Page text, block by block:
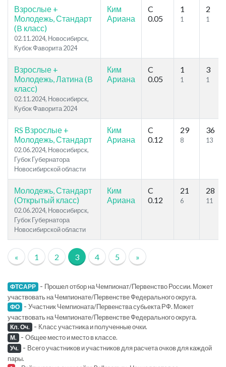
Взрослые +
Молодежь, Стандарт
(B класс)
02.11.2024, Новосибирск,
Кубок Фаворита 2024
Ким
Ариана
C
0.05
1
1
2
1
Взрослые +
Молодежь, Латина (B
класс)
02.11.2024, Новосибирск,
Кубок Фаворита 2024
Ким
Ариана
C
0.05
1
1
3
1
RS Взрослые +
Молодежь, Стандарт
02.06.2024, Новосибирск,
Губок Губернатора
Новосибирской области
Ким
Ариана
C
0.12
29
8
36
13
Молодежь, Стандарт
(Открытый класс)
02.06.2024, Новосибирск,
Губок Губернатора
Новосибирской области
Ким
Ариана
C
0.12
21
6
28
11
« 1 2 3 4 5 »
ФТСАРР - Прошел отбор на Чемпионат/Первенство России. Может
участвовать на Чемпионате/Первенстве Федерального округа.
ФО - Участник Чемпионата/Первенства субьекта РФ. Может
участвовать на Чемпионате/Первенстве Федерального округа.
Кл. Оч. - Класс участника и полученные очки.
М. - Общее место и место в классе.
Уч. - Всего участников и участников для расчета очков для каждой
пары.